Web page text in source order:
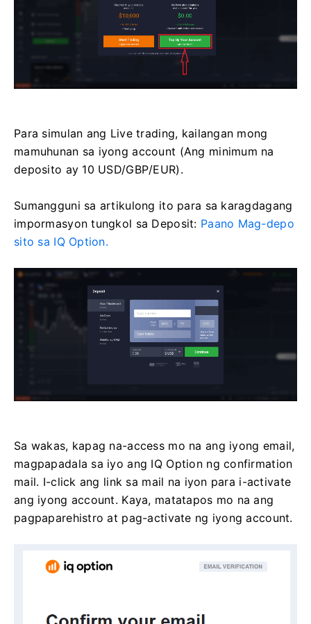
Para simulan ang Live trading, kailangan mong
mamuhunan sa iyong account (Ang minimum na
deposito ay 10 USD/GBP/EUR).
Sumangguni sa artikulong ito para sa karagdagang
impormasyon tungkol sa Deposit: Paano Mag-depo
sito sa IQ Option.
Sa wakas, kapag na-access mo na ang iyong email,
magpapadala sa iyo ang IQ Option ng confirmation
mail. I-click ang link sa mail na iyon para i-activate
ang iyong account. Kaya, matatapos mo na ang
pagpaparehistro at pag-activate ng iyong account.